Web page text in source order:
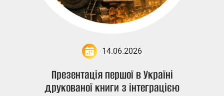
14.06.2026
Презентація першої в Україні
друкованої книги з інтеграцією